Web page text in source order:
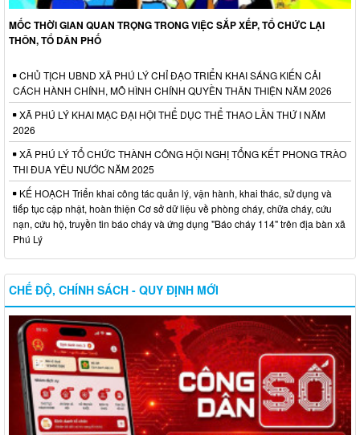
MỐC THỜI GIAN QUAN TRỌNG TRONG VIỆC SẮP XẾP, TỔ CHỨC LẠI
THÔN, TỔ DÂN PHỐ
CHỦ TỊCH UBND XÃ PHÚ LÝ CHỈ ĐẠO TRIỂN KHAI SÁNG KIẾN CẢI
CÁCH HÀNH CHÍNH, MÔ HÌNH CHÍNH QUYỀN THÂN THIỆN NĂM 2026
XÃ PHÚ LÝ KHAI MẠC ĐẠI HỘI THỂ DỤC THỂ THAO LẦN THỨ I NĂM
2026
XÃ PHÚ LÝ TỔ CHỨC THÀNH CÔNG HỘI NGHỊ TỔNG KẾT PHONG TRÀO
THI ĐUA YÊU NƯỚC NĂM 2025
KẾ HOẠCH Triển khai công tác quản lý, vận hành, khai thác, sử dụng và
tiếp tục cập nhật, hoàn thiện Cơ sở dữ liệu về phòng cháy, chữa cháy, cứu
nạn, cứu hộ, truyền tin báo cháy và ứng dụng "Báo cháy 114" trên địa bàn xã
Phú Lý
CHẾ ĐỘ, CHÍNH SÁCH - QUY ĐỊNH MỚI